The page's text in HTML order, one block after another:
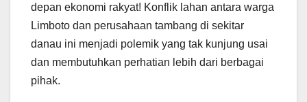
depan ekonomi rakyat! Konflik lahan antara warga
Limboto dan perusahaan tambang di sekitar
danau ini menjadi polemik yang tak kunjung usai
dan membutuhkan perhatian lebih dari berbagai
pihak.